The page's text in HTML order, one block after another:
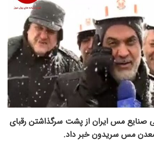
صنایع مس ایران از پشت سرگذاشتن رقبای
مس سریدون خبر داد.